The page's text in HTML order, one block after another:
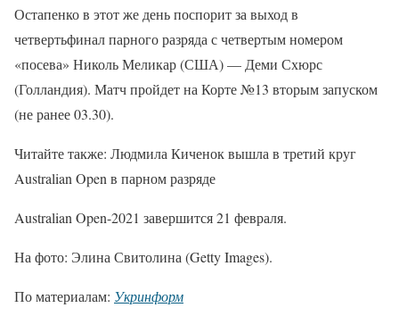
Остапенко в этот же день поспорит за выход в
четвертьфинал парного разряда с четвертым номером
«посева» Николь Меликар (США) — Деми Схюрс
(Голландия). Матч пройдет на Корте №13 вторым запуском
(не ранее 03.30).
Читайте также: Людмила Киченок вышла в третий круг
Australian Open в парном разряде
Australian Open-2021 завершится 21 февраля.
На фото: Элина Свитолина (Getty Images).
По материалам: Укринформ